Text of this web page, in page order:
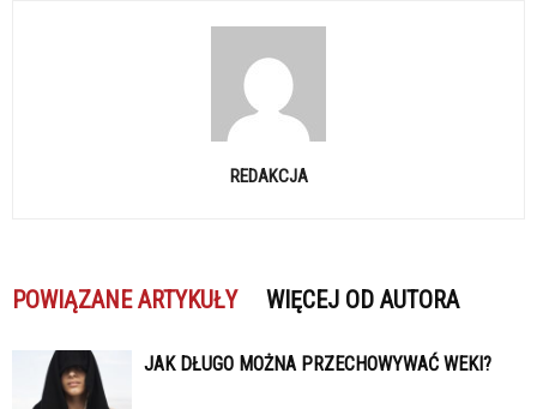
REDAKCJA
POWIĄZANE ARTYKUŁY WIĘCEJ OD AUTORA
JAK DŁUGO MOŻNA PRZECHOWYWAĆ WEKI?